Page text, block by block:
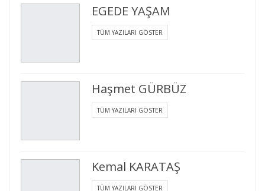
EGEDE YAŞAM
TÜM YAZILARI GÖSTER
Haşmet GÜRBÜZ
TÜM YAZILARI GÖSTER
Kemal KARATAŞ
TÜM YAZILARI GÖSTER